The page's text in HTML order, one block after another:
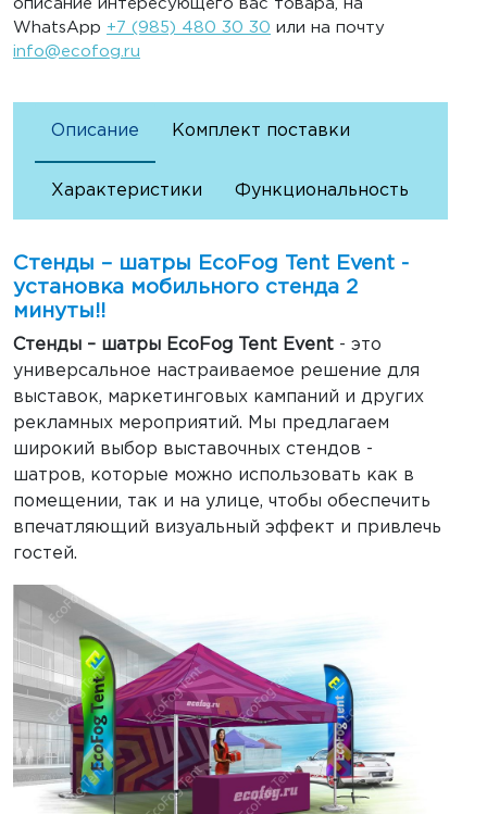
описание интересующего вас товара, на
WhatsApp +7 (985) 480 30 30 или на почту
info@ecofog.ru
Описание Комплект поставки
Характеристики Функциональность
Стенды – шатры EcoFog Tent Event -
установка мобильного стенда 2
минуты!!
Стенды – шатры EcoFog Tent Event - это
универсальное настраиваемое решение для
выставок, маркетинговых кампаний и других
рекламных мероприятий. Мы предлагаем
широкий выбор выставочных стендов -
шатров, которые можно использовать как в
помещении, так и на улице, чтобы обеспечить
впечатляющий визуальный эффект и привлечь
гостей.